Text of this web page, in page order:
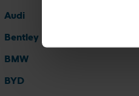
Audi
Bentley
BMW
BYD